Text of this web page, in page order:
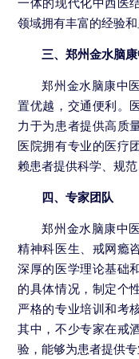
一体的现代化中西医
领域拥有丰富的经验和
三、郑州金水脑
郑州金水脑康中
置优越，交通便利。
力于为患者提供高质
医院拥有专业的医疗
赖患者提供科学、规
四、专家团队
郑州金水脑康中
精神科医生、戒网瘾
深厚的医学理论基础
的具体情况，制定个
严格的专业培训和考
其中，不少专家在戒
验，能够为患者提供